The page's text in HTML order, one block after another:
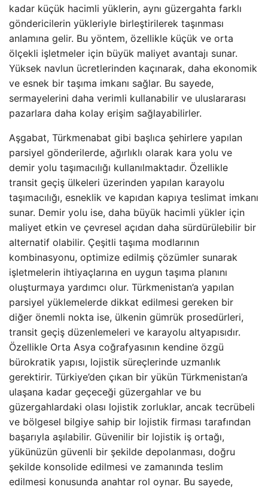
kadar küçük hacimli yüklerin, aynı güzergahta farklı
göndericilerin yükleriyle birleştirilerek taşınması
anlamına gelir. Bu yöntem, özellikle küçük ve orta
ölçekli işletmeler için büyük maliyet avantajı sunar.
Yüksek navlun ücretlerinden kaçınarak, daha ekonomik
ve esnek bir taşıma imkanı sağlar. Bu sayede,
sermayelerini daha verimli kullanabilir ve uluslararası
pazarlara daha kolay erişim sağlayabilirler.
Aşgabat, Türkmenabat gibi başlıca şehirlere yapılan
parsiyel gönderilerde, ağırlıklı olarak kara yolu ve
demir yolu taşımacılığı kullanılmaktadır. Özellikle
transit geçiş ülkeleri üzerinden yapılan karayolu
taşımacılığı, esneklik ve kapıdan kapıya teslimat imkanı
sunar. Demir yolu ise, daha büyük hacimli yükler için
maliyet etkin ve çevresel açıdan daha sürdürülebilir bir
alternatif olabilir. Çeşitli taşıma modlarının
kombinasyonu, optimize edilmiş çözümler sunarak
işletmelerin ihtiyaçlarına en uygun taşıma planını
oluşturmaya yardımcı olur. Türkmenistan’a yapılan
parsiyel yüklemelerde dikkat edilmesi gereken bir
diğer önemli nokta ise, ülkenin gümrük prosedürleri,
transit geçiş düzenlemeleri ve karayolu altyapısıdır.
Özellikle Orta Asya coğrafyasının kendine özgü
bürokratik yapısı, lojistik süreçlerinde uzmanlık
gerektirir. Türkiye’den çıkan bir yükün Türkmenistan’a
ulaşana kadar geçeceği güzergahlar ve bu
güzergahlardaki olası lojistik zorluklar, ancak tecrübeli
ve bölgesel bilgiye sahip bir lojistik firması tarafından
başarıyla aşılabilir. Güvenilir bir lojistik iş ortağı,
yükünüzün güvenli bir şekilde depolanması, doğru
şekilde konsolide edilmesi ve zamanında teslim
edilmesi konusunda anahtar rol oynar. Bu sayede,